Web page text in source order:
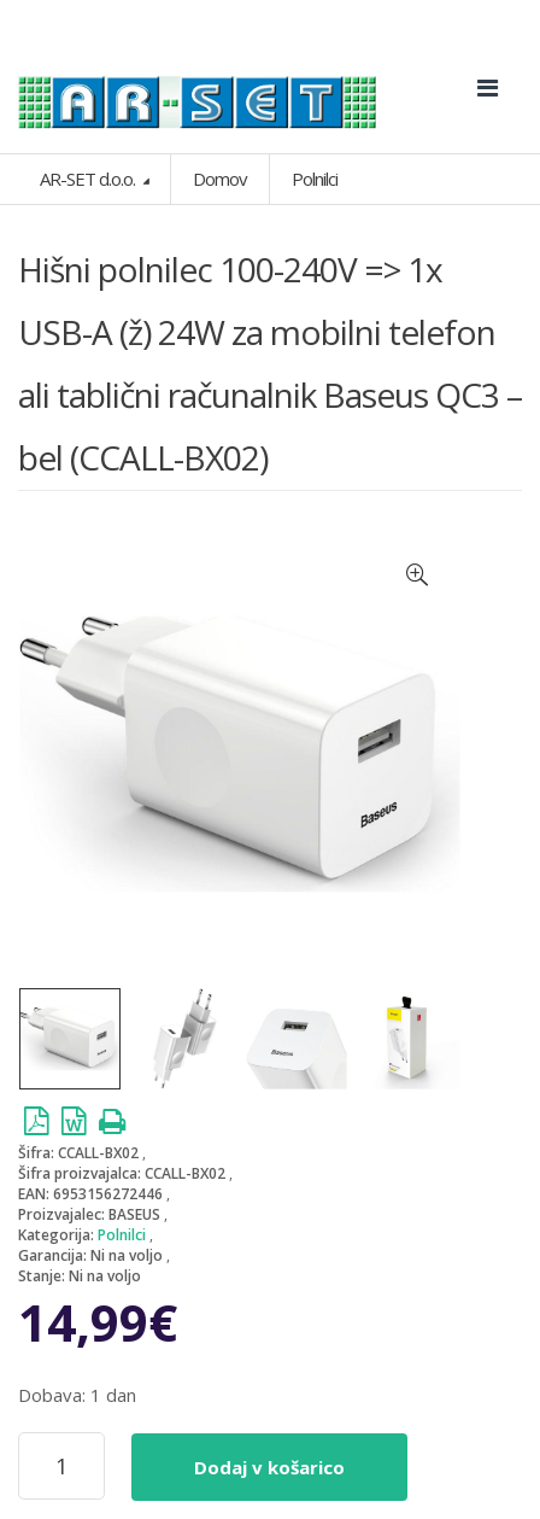
AR-SET d.o.o. Domov Polnilci
Hišni polnilec 100-240V => 1x
USB-A (ž) 24W za mobilni telefon
ali tablični računalnik Baseus QC3 –
bel (CCALL-BX02)
Šifra: CCALL-BX02
Šifra proizvajalca: CCALL-BX02
EAN: 6953156272446
Proizvajalec: BASEUS
Kategorija: Polnilci
Garancija: Ni na voljo
Stanje: Ni na voljo
14,99€
Dobava: 1 dan
Hišni
polnilec
100-
Dodaj v košarico